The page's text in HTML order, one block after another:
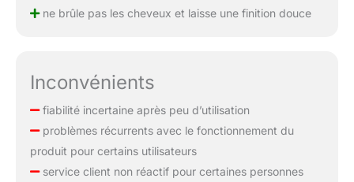
ne brûle pas les cheveux et laisse une finition douce
Inconvénients
fiabilité incertaine après peu d’utilisation
problèmes récurrents avec le fonctionnement du
produit pour certains utilisateurs
service client non réactif pour certaines personnes